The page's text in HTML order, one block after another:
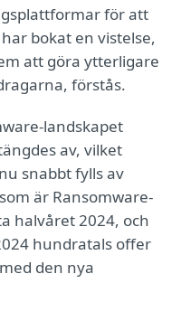
för att
bokat en vistelse,
att göra ytterligare
förstås.
landskapet
av, vilket
snabbt fylls av
är Ransomware-
halvåret 2024, och
hundratals offer
den nya